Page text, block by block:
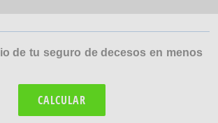
de tu seguro de decesos en menos
CALCULAR